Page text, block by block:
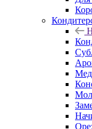
Мед